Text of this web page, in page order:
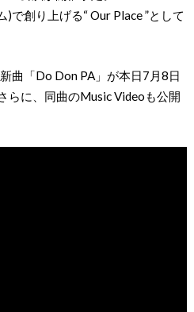
)で創り上げる“ Our Place ”として
曲「Do Don PA」が本日7月8日
らに、同曲のMusic Videoも公開